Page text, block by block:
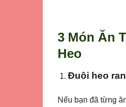
3 Món Ăn
Heo
Đuôi heo
Nếu bạn đã từng